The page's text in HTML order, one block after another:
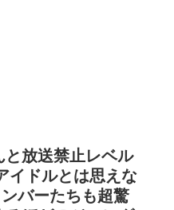
放送禁止レベル
イドルとは思えな
バーたちも超驚